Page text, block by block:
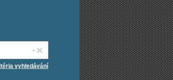
vyhledávání